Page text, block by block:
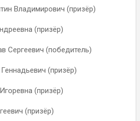
Владимирович (призёр)
(призёр)
Сергеевич (победитель)
(призёр)
(призёр)
(призёр)